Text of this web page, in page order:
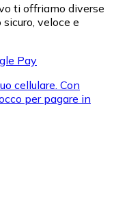
ti offriamo diverse
veloce e
Pay
cellulare. Con
per pagare in